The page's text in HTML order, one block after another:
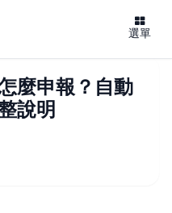
選單
麼申報？自動
說明